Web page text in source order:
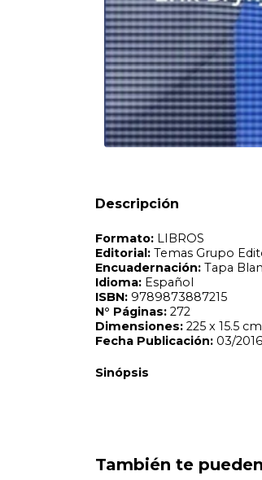
Descripción
Formato:LIBROS
Editorial:Temas Grupo Editorial Srl
Encuadernación:Tapa Blanda
Idioma:Español
ISBN:9789873887215
Páginas:272
Dimensiones:225 x 15.5 cm
También te